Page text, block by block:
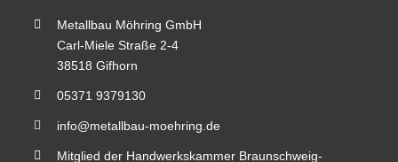
Metallbau Möhring GmbH
Carl-Miele Straße 2-4
38518 Gifhorn
05371 9379130
info@metallbau-moehring.de
Mitglied der Handwerkskammer Braunschweig-